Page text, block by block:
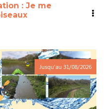
: Je me
Jusqu'au 31/08/2026